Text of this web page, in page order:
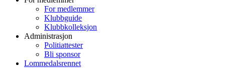
For medlemmer
Klubbguide
Klubbkolleksjon
Administrasjon
Politiattester
Bli sponsor
Lommedalsrennet